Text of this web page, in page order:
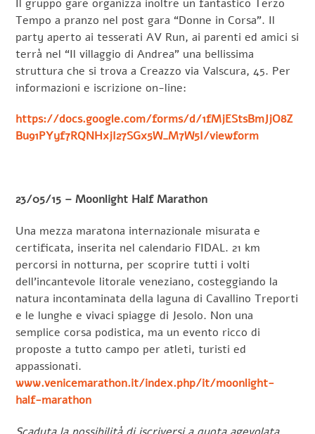
Il gruppo gare organizza inoltre un fantastico Terzo
Tempo a pranzo nel post gara “Donne in Corsa”. Il
party aperto ai tesserati AV Run, ai parenti ed amici si
terrà nel “Il villaggio di Andrea” una bellissima
struttura che si trova a Creazzo via Valscura, 45. Per
informazioni e iscrizione on-line:
https://docs.google.com/forms/d/1fMjEStsBmJjO8Z
Bu91PYyf7RQNHxjI27SGx5W_M7W5I/viewform
23/05/15 – Moonlight Half Marathon
Una mezza maratona internazionale misurata e
certificata, inserita nel calendario FIDAL. 21 km
percorsi in notturna, per scoprire tutti i volti
dell’incantevole litorale veneziano, costeggiando la
natura incontaminata della laguna di Cavallino Treporti
e le lunghe e vivaci spiagge di Jesolo. Non una
semplice corsa podistica, ma un evento ricco di
proposte a tutto campo per atleti, turisti ed
appassionati.
www.venicemarathon.it/index.php/it/moonlight-
half-marathon